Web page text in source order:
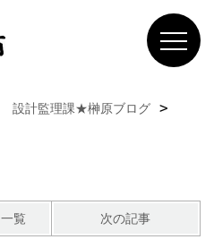
設計監理課★榊原ブログ
一覧 次の記事